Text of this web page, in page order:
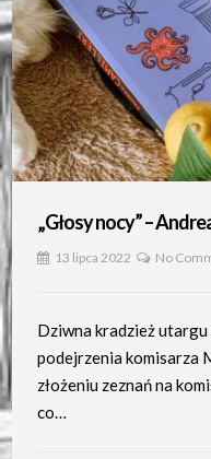
„Głosy nocy” –
13 lipca 2022 No
Dziwna kradzież
podejrzenia komisarza
złożeniu zeznań na
co…